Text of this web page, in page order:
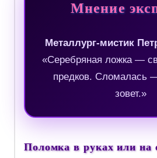
Мнение
Металлург-мистик
«Серебряная ложка —
предков. Сломалась
зовет.»
Поломка в руках или на